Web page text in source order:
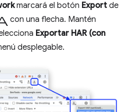
marcará el botón Export de
con una flecha. Mantén
Exportar HAR (con
desplegable.